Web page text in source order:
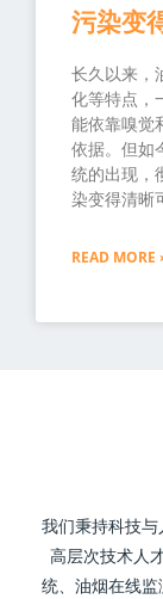
污染变
长久以来，
化等特点，
能依靠嗅觉
依据。但如
统的出现，
染变得清晰
READ MORE
我们秉持科技
高层次技术人
统、油烟在线监